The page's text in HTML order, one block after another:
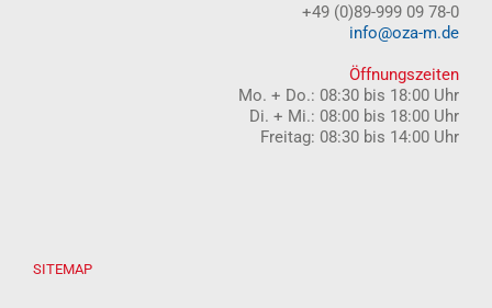
+49 (0)89-999 09 78-0
info@oza-m.de
Öffnungszeiten
Mo. + Do.: 08:30 bis 18:00 Uhr
Di. + Mi.: 08:00 bis 18:00 Uhr
Freitag: 08:30 bis 14:00 Uhr
SITEMAP